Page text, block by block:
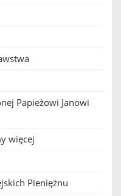
Papieżowi Janowi
więcej
Pieniężnu